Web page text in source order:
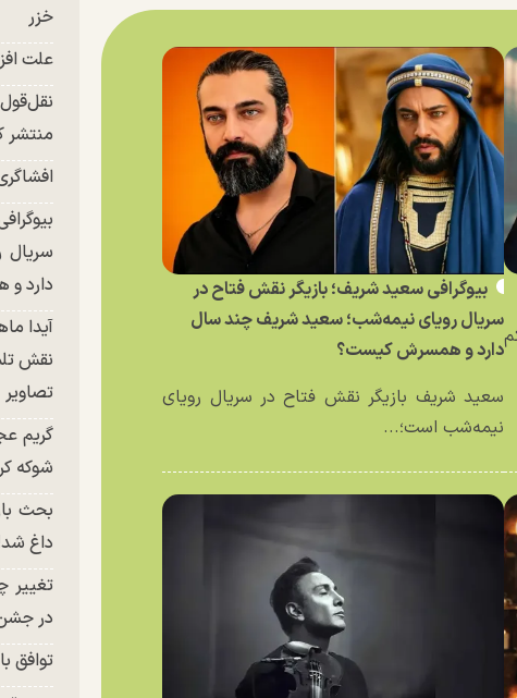
بیوگرافی سعید شریف؛ بازیگر نقش فتاح در
سریال رویای نیمه‌شب؛ سعید شریف چند سال
دارد و همسرش کیست؟
سعید شریف بازیگر نقش فتاح در سریال رویای
نیمه‌شب است؛...
خزر
علت
منتشر
دارد
آیدا
نقش
تصاویر
گریم
شوکه
بحث
داغ
تغییر
در جشن تولد ۲۲
توافق